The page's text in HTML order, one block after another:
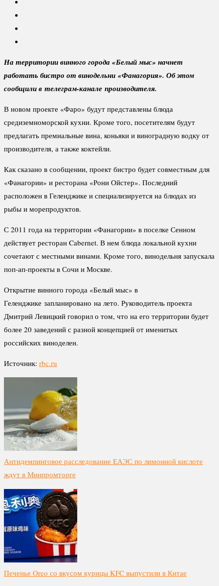
На территории винного города «Белый мыс» начнет
работать бистро от винодельни «Фанагория». Об этом
сообщили в телеграм-канале производителя.
В новом проекте «Фаро» будут представлены блюда
средиземноморской кухни. Кроме того, посетителям будут
предлагать премиальные вина, коньяки и виноградную водку от
производителя, а также коктейли.
Как сказано в сообщении, проект бистро будет совместным для
«Фанагории» и ресторана «Рони Ойстер». Последний
расположен в Геленджике и специализируется на блюдах из
рыбы и морепродуктов.
С 2011 года на территории «Фанагории» в поселке Сенном
действует ресторан Cabernet. В нем блюда локальной кухни
сочетают с местными винами. Кроме того, винодельня запускала
поп-ап-проекты в Сочи и Москве.
Открытие винного города «Белый мыс» в
Геленджике запланировано на лето. Руководитель проекта
Дмитрий Левицкий говорил о том, что на его территории будет
более 20 заведений с разной концепцией от именитых
российских виноделен.
Источник: rbc.ru
Антидемпинговое расследование ЕАЭС по лимонной кислоте
ждут в Минпромторге
Печенье Oreo со вкусом курицы KFC выпустили в Китае